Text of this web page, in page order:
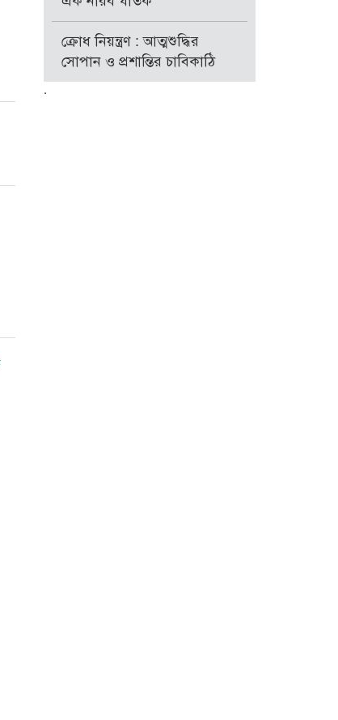
ক্রোধ নিয়ন্ত্রণ : আত্মশুদ্ধির
সোপান ও প্রশান্তির চাবিকাঠি
.